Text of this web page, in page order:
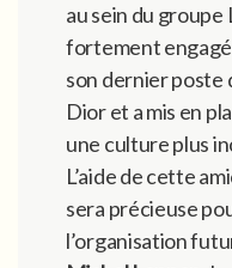
au sein du groupe
fortement
son dernier poste
Dior et a mis en
une culture plus
L’aide de cette
sera précieuse
l’organisation